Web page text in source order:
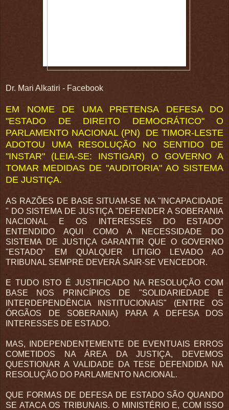
Dr. Mari Alkatiri - Facebook
EM NOME DE UMA PRETENSA DEFESA DO
"ESTADO DE DIREITO DEMOCRÁTICO" O
PARLAMENTO NACIONAL (PN) DE TIMOR-LESTE
ADOTOU UMA RESOLUÇÃO NO SENTIDO DE
"INSTAR" (LEIA-SE: INSTIGAR) O GOVERNO A
TOMAR MEDIDAS DE "AUDITORIA" AO SISTEMA
DE JUSTIÇA.
AS RAZÕES DE BASE SITUAM-SE NA "INCAPACIDADE
" DO SISTEMA DE JUSTIÇA "DEFENDER A SOBERANIA
NACIONAL E OS INTERESSES DO ESTADO"
ENTENDIDO AQUI COMO A NECESSIDADE DO
SISTEMA DE JUSTIÇA GARANTIR QUE O GOVERNO
"ESTADO" EM QUALQUER LITIGIO LEVADO AO
TRIBUNAL SEMPRE DEVERÁ SAIR-SE VENCEDOR.
.
E TUDO ISTO É JUSTIFICADO NA RESOLUÇÃO COM
BASE NOS PRINCÍPIOS DE "SOLIDARIEDADE E
INTERDEPENDÊNCIA INSTITUCIONAIS" (ENTRE OS
ÓRGÃOS DE SOBERANIA) PARA A DEFESA DOS
INTERESSES DE ESTADO.
MAS, INDEPENDENTEMENTE DE EVENTUAIS ERROS
COMETIDOS NA ÁREA DA JUSTIÇA, DEVEMOS
QUESTIONAR A VALIDADE DA TESE DEFENDIDA NA
RESOLUÇÃO DO PARLAMENTO NACIONAL.
.
QUE FORMAS DE DEFESA DE ESTADO SÃO QUANDO
SE ATACA OS TRIBUNAIS. O MINISTÉRIO E, COM ISSO